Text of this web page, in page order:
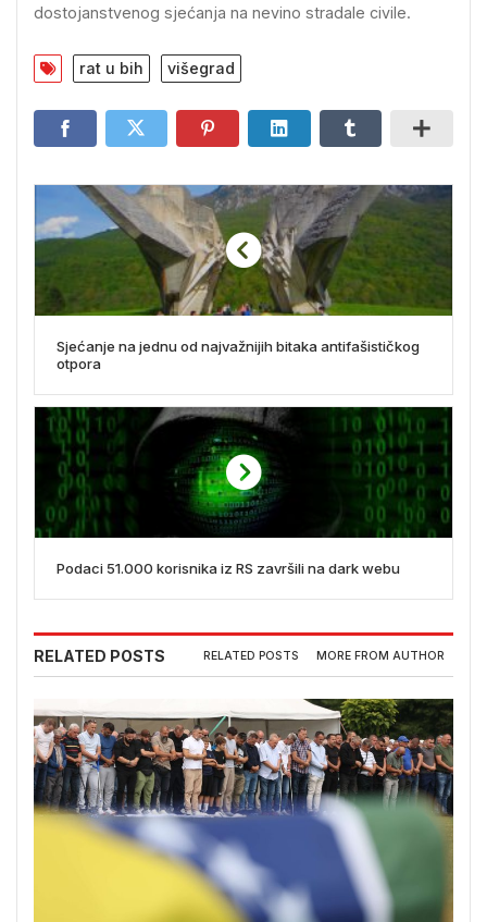
dostojanstvenog sjećanja na nevino stradale civile.
rat u bih višegrad
Sjećanje na jednu od najvažnijih bitaka antifašističkog
otpora
Podaci 51.000 korisnika iz RS završili na dark webu
RELATED POSTS RELATED POSTS MORE FROM AUTHOR